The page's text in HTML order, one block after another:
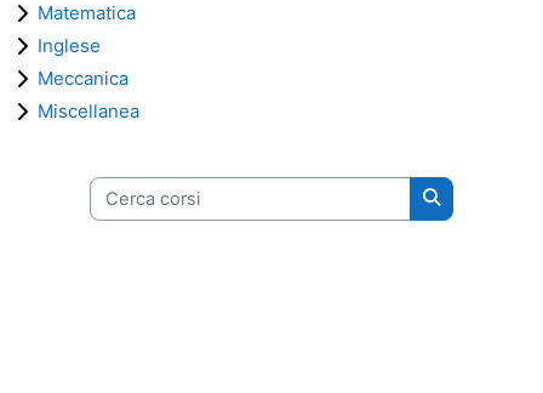
Matematica
Inglese
Meccanica
Miscellanea
Cerca corsi
Cerca corsi